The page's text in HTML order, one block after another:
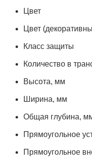
Цвет
Цвет
Класс защиты
Количество в
Высота, мм
Ширина, мм
Общая глубина,
Прямоугольное
Прямоугольное